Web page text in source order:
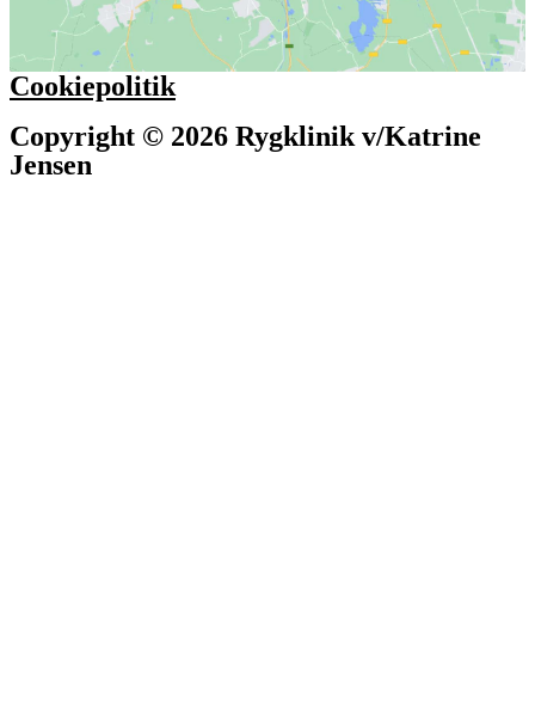
Cookiepolitik
Copyright © 2026 Rygklinik v/Katrine
Jensen